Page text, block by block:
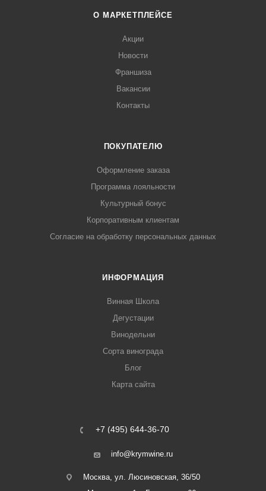
О МАРКЕТПЛЕЙСЕ
Акции
Новости
Франшиза
Вакансии
Контакты
ПОКУПАТЕЛЮ
Оформление заказа
Программа лояльности
Культурный бонус
Корпоративным клиентам
Согласие на обработку персональных данных
ИНФОРМАЦИЯ
Винная Школа
Дегустации
Винодельни
Сорта винограда
Блог
Карта сайта
+7 (495) 644-36-70
info@krymwine.ru
Москва, ул. Люсиновская, 36/50